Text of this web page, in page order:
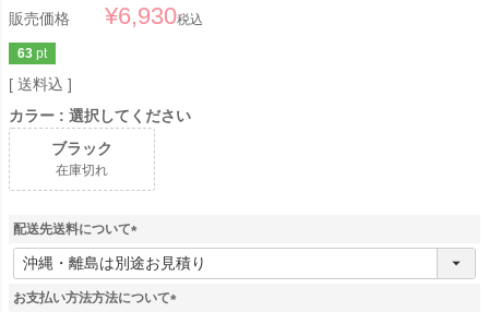
販売価格 ¥6,930税込
63 pt
送料込
カラー
選択してください
ブラック
在庫切れ
配送先送料について
(
必
須
お支払い方法方法について